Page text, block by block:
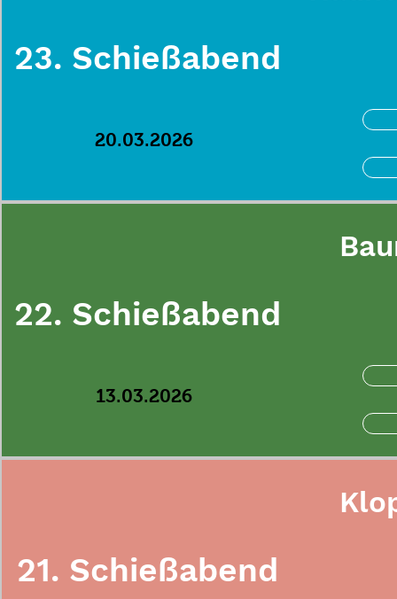
23. Schießabend
20.03.2026
22. Schießabend
13.03.2026
21. Schießabend